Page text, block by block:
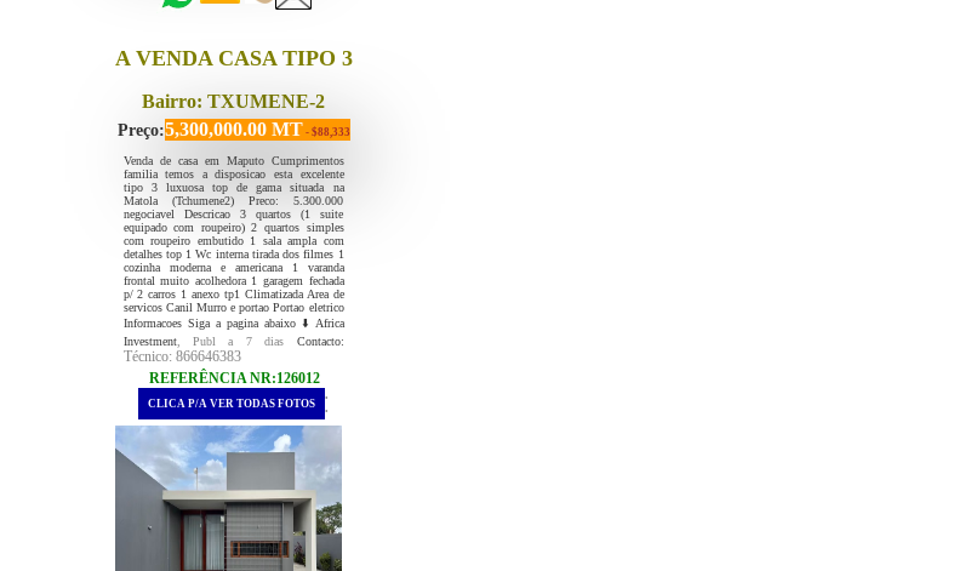
A VENDA CASA TIPO 3
Bairro: TXUMENE-2
Preço:5,300,000.00 MT - $88,333
Venda de casa em Maputo Cumprimentos
familia temos a disposicao esta excelente
tipo 3 luxuosa top de gama situada na
Matola (Tchumene2) Preco: 5.300.000
negociavel Descricao 3 quartos (1 suite
equipado com roupeiro) 2 quartos simples
com roupeiro embutido 1 sala ampla com
detalhes top 1 Wc interna tirada dos filmes 1
cozinha moderna e americana 1 varanda
frontal muito acolhedora 1 garagem fechada
p/ 2 carros 1 anexo tp1 Climatizada Area de
servicos Canil Murro e portao Portao eletrico
Informacoes Siga a pagina abaixo ⬇️ Africa
Investment, Publ a 7 dias Contacto:
Técnico: 866646383
REFERÊNCIA NR:126012
.
CLICA P/A VER TODAS FOTOS .